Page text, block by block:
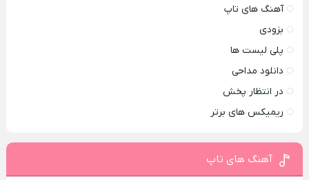
آهنگ های تاپ
بزودی
پلی لیست ها
دانلود مداحی
در انتظار پخش
ریمیکس های برتر
آهنگ های تاپ